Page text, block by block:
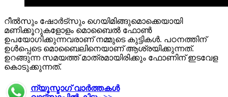
റീല്‍സും ഷോര്‍ട്‌സും ഗെയിമിങ്ങുമൊക്കെയായി
മണിക്കൂറുകളോളം മൊബൈല്‍ ഫോണ്‍
ഉപയോഗിക്കുന്നവരാണ് നമ്മുടെ കുട്ടികള്‍. പഠനത്തിന്
ഉള്‍പ്പെടെ മൊബൈലിനെയാണ് ആശ്രയിക്കുന്നത്.
ഉറങ്ങുന്ന സമയത്ത് മാത്രമായിരിക്കും ഫോണിന് ഇടവേള
കൊടുക്കുന്നത്.
ന്യൂസ്ടാഗ് വാര്‍ത്തകള്‍